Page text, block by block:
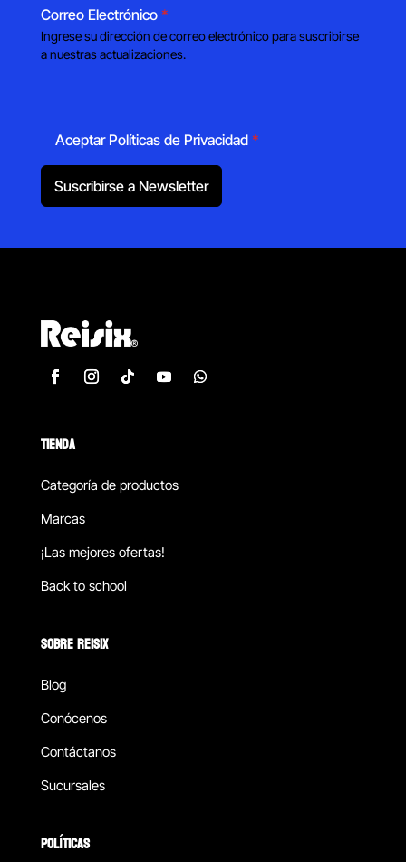
Correo Electrónico *
Ingrese su dirección de correo electrónico para suscribirse
a nuestras actualizaciones.
Aceptar Políticas de Privacidad *
Suscribirse a Newsletter
TIENDA
Categoría de productos
Marcas
¡Las mejores ofertas!
Back to school
SOBRE REISIX
Blog
Conócenos
Contáctanos
Sucursales
POLÍTICAS